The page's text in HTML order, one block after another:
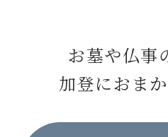
お墓や仏事
加登におま